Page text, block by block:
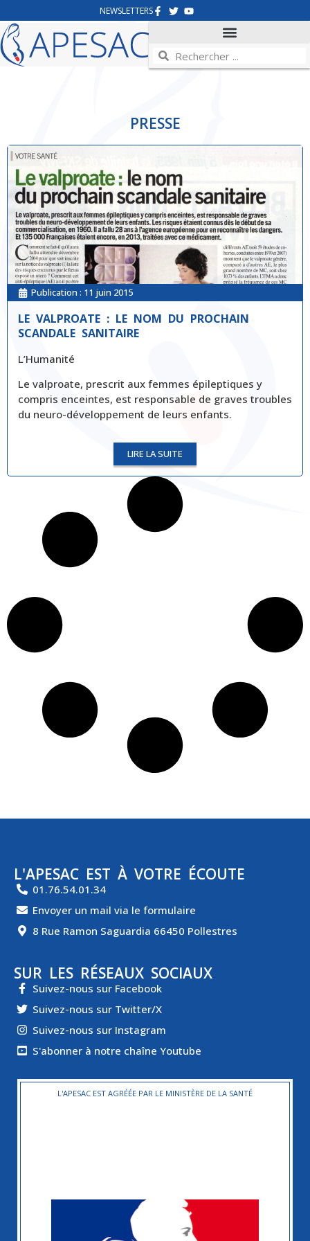
NEWSLETTERS
PRESSE
Publication : 11 juin 2015
LE VALPROATE : LE NOM DU PROCHAIN
SCANDALE SANITAIRE
L’Humanité
Le valproate, prescrit aux femmes épileptiques y
compris enceintes, est responsable de graves troubles
du neuro-développement de leurs enfants.
LIRE LA SUITE
L'APESAC EST À VOTRE ÉCOUTE
01.76.54.01.34
Envoyer un mail via le formulaire
8 Rue Ramon Saguardia 66450 Pollestres
SUR LES RÉSEAUX SOCIAUX
Suivez-nous sur Facebook
Suivez-nous sur Twitter/X
Suivez-nous sur Instagram
S'abonner à notre chaîne Youtube
L'APESAC EST AGRÉÉE PAR LE MINISTÈRE DE LA SANTÉ